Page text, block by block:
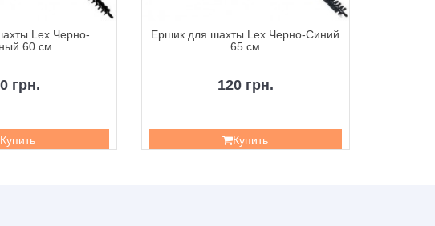
Lex Черно-
60 см
грн.
Купить
Ершик для шахты Lex Черно-Синий
65 см
120 грн.
Купить